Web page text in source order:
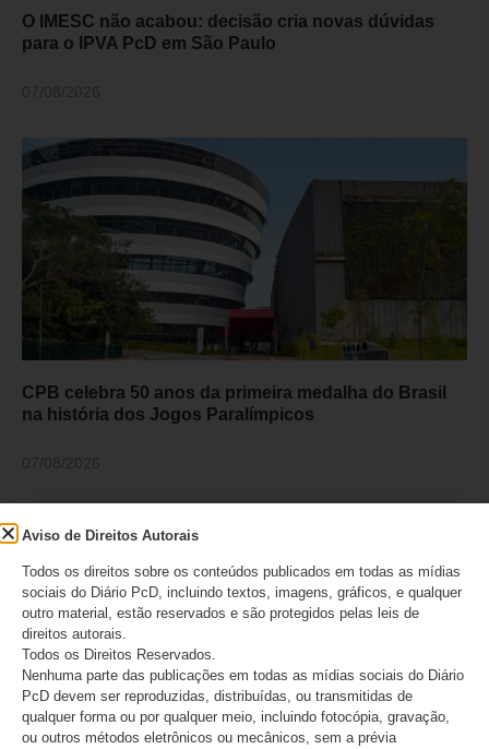
O IMESC não acabou: decisão cria novas dúvidas
para o IPVA PcD em São Paulo
CPB celebra 50 anos da primeira medalha do Brasil
na história dos Jogos Paralímpicos
Aviso de Direitos Autorais
Todos os direitos sobre os conteúdos publicados em todas as mídias
sociais do Diário PcD, incluindo textos, imagens, gráficos, e qualquer
outro material, estão reservados e são protegidos pelas leis de
direitos autorais.
Todos os Direitos Reservados.
Nenhuma parte das publicações em todas as mídias sociais do Diário
PcD devem ser reproduzidas, distribuídas, ou transmitidas de
qualquer forma ou por qualquer meio, incluindo fotocópia, gravação,
ou outros métodos eletrônicos ou mecânicos, sem a prévia